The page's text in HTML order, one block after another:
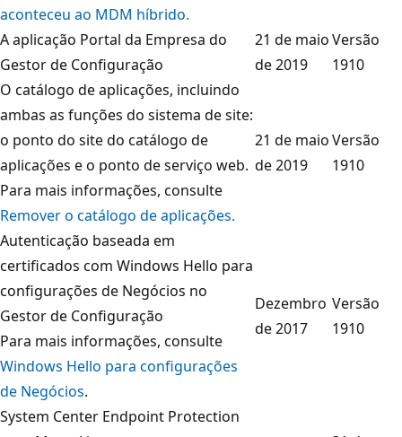
aconteceu ao MDM híbrido.
A aplicação Portal da Empresa do
Gestor de Configuração
21 de maio
de 2019
Versão
1910
O catálogo de aplicações, incluindo
ambas as funções do sistema de site:
o ponto do site do catálogo de
aplicações e o ponto de serviço web.
Para mais informações, consulte
Remover o catálogo de aplicações.
21 de maio
de 2019
Versão
1910
Autenticação baseada em
certificados com Windows Hello para
configurações de Negócios no
Gestor de Configuração
Para mais informações, consulte
Windows Hello para configurações
de Negócios.
Dezembro
de 2017
Versão
1910
System Center Endpoint Protection